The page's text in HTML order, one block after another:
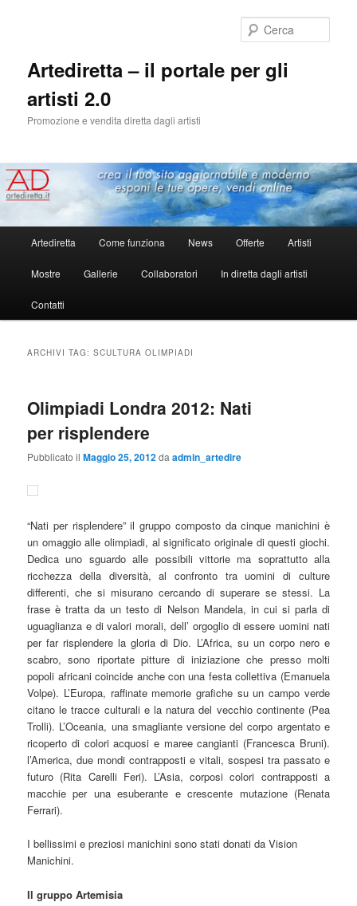
Artediretta – il portale per gli
artisti 2.0
Promozione e vendita diretta dagli artisti
Vai
al
contenuto
principale
Vai
al
contenuto
secondario
Artediretta Come funziona News Offerte Artisti
Mostre Gallerie Collaboratori In diretta dagli artisti
Contatti
ARCHIVI TAG:SCULTURA OLIMPIADI
Olimpiadi Londra 2012: Nati
per risplendere
Pubblicato ilMaggio 25, 2012daadmin_artedire
“Nati per risplendere” il gruppo composto da cinque manichini è
un omaggio alle olimpiadi, al significato originale di questi giochi.
Dedica uno sguardo alle possibili vittorie ma soprattutto alla
ricchezza della diversità, al confronto tra uomini di culture
differenti, che si misurano cercando di superare se stessi. La
frase è tratta da un testo di Nelson Mandela, in cui si parla di
uguaglianza e di valori morali, dell’ orgoglio di essere uomini nati
per far risplendere la gloria di Dio. L’Africa, su un corpo nero e
scabro, sono riportate pitture di iniziazione che presso molti
popoli africani coincide anche con una festa collettiva (Emanuela
Volpe). L’Europa, raffinate memorie grafiche su un campo verde
citano le tracce culturali e la natura del vecchio continente (Pea
Trolli). L’Oceania, una smagliante versione del corpo argentato e
ricoperto di colori acquosi e maree cangianti (Francesca Bruni).
l’America, due mondi contrapposti e vitali, sospesi tra passato e
futuro (Rita Carelli Feri). L’Asia, corposi colori contrapposti a
macchie per una esuberante e crescente mutazione (Renata
Ferrari).
I bellissimi e preziosi manichini sono stati donati da Vision
Manichini.
Il gruppo Artemisia